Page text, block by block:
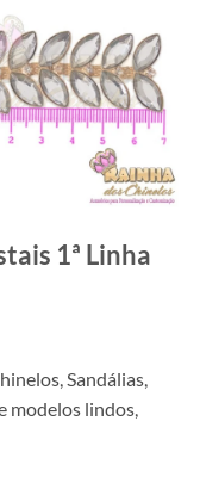
1ª Linha
Sandálias,
modelos lindos,